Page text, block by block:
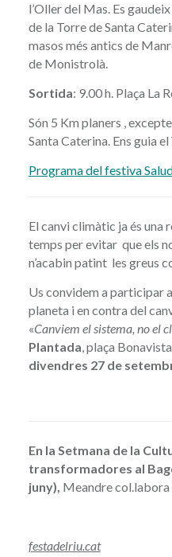
l’Oller del Mas. Es
de la Torre de Santa
masos més antics de
de Monistrolà.
Sortida: 9.00 h. Plaça La
Són 5 Km planers ,
Santa Caterina. Ens guia
Programa del festiva
El canvi climàtic ja és una
temps per evitar que els
n’acabin patint les greus
Us convidem a participar
planeta i en contra del
«Canviem el sistema, no el
Plantada, plaça
divendres 27 de
En la Setmana de la
transformadores al
juny), Meandre col.labora
festadelriu.cat